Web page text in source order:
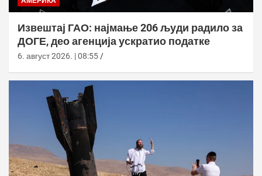
Извештај ГАО: најмање 206 људи радило за
ДОГЕ, део агенција ускратио податке
6. август 2026. | 08:55